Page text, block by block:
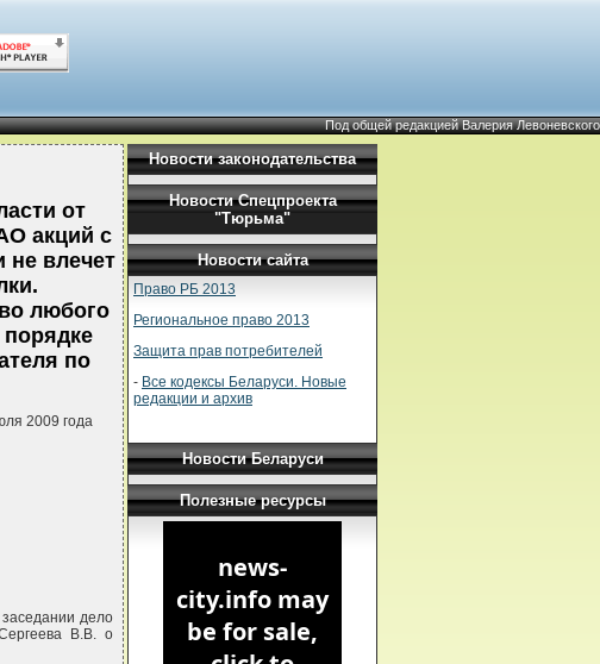
Под общей редакцией Валерия Левоневского
от
акций с
не влечет
любого
по
2009 года
дело
В.В. о
Новости законодательства
Новости Спецпроекта
"Тюрьма"
Новости сайта
Право РБ 2013
Региональное право 2013
Защита прав потребителей
- Все кодексы Беларуси. Новые
редакции и архив
Новости Беларуси
Полезные ресурсы